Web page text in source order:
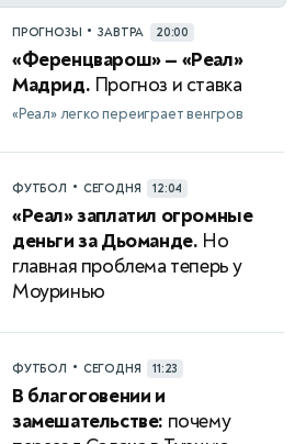
ПРОГНОЗЫ • ЗАВТРА 20:00
«Ференцварош» — «Реал»
Мадрид. Прогноз и ставка
«Реал» легко переиграет венгров
ФУТБОЛ • СЕГОДНЯ 12:04
«Реал» заплатил огромные
деньги за Дьоманде. Но
главная проблема теперь у
Моуринью
ФУТБОЛ • СЕГОДНЯ 11:23
В благоговении и
замешательстве: почему